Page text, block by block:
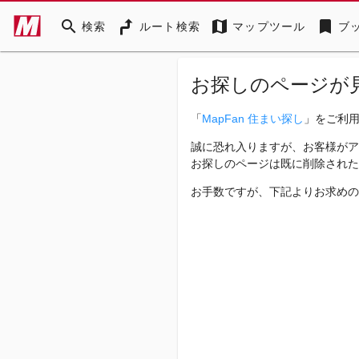
search 検索 ルート検索 map マップツール bookmark ブ
お探しのページが
「MapFan 住まい探し 」をご利
誠に恐れ入りますが、お客様が
お探しのページは既に削除され
お手数ですが、下記よりお求め